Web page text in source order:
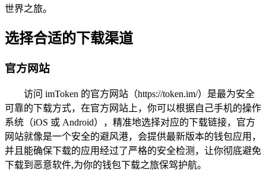
世界之旅。
选择合适的下载渠道
官方网站
访问 imToken 的官方网站（https://token.im/）是最为安全
可靠的下载方式，在官方网站上，你可以根据自己手机的操作
系统（iOS 或 Android），精准地选择对应的下载链接，官方
网站就像是一个安全的避风港，会提供最新版本的钱包应用，
并且能确保下载的应用经过了严格的安全检测，让你彻底避免
下载到恶意软件,为你的钱包下载之旅保驾护航。